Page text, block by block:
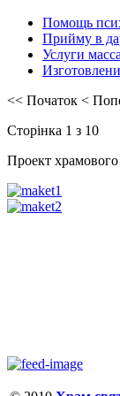
Помощь
Прийму в
Услуги
<< Початок <
Сторінка 1 з 10
Проект